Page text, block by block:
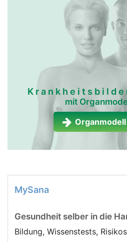
mann
mit
MySana
Gesundheit selber in die
Bildung, Wissenstests,